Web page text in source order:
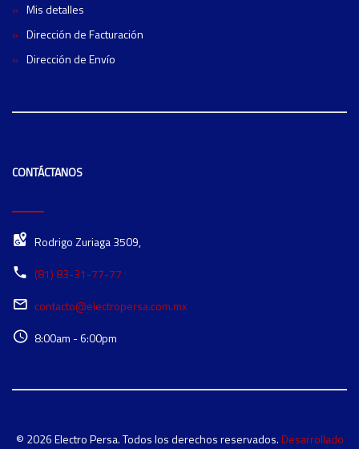
Mis detalles
Dirección de Facturación
Dirección de Envío
CONTÁCTANOS
Rodrigo Zuriaga 3509,
(81) 83-31-77-77
contacto@electropersa.com.mx
8:00am - 6:00pm
© 2026 Electro Persa. Todos los derechos reservados. Desarrollado